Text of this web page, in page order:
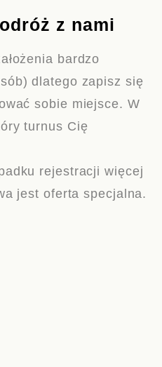
z nami
bardzo
dlatego zapisz się
sobie miejsce. W
turnus Cię
rejestracji więcej
jest oferta specjalna.